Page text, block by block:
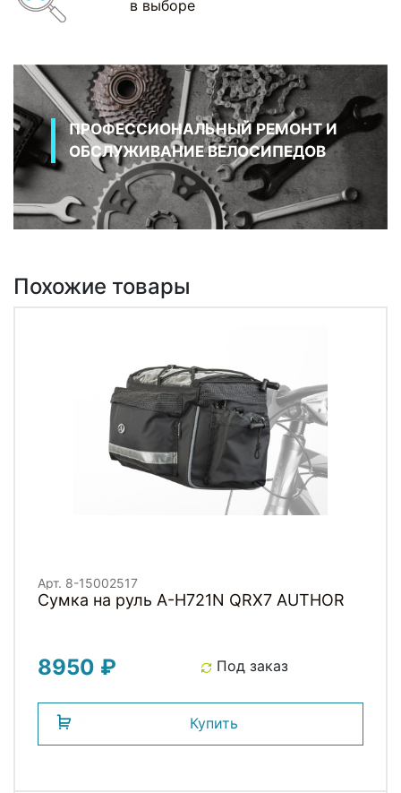
в выборе
ПРОФЕССИОНАЛЬНЫЙ РЕМОНТ И
ОБСЛУЖИВАНИЕ ВЕЛОСИПЕДОВ
Похожие товары
Арт. 8-15002517
Сумка на руль A-H721N QRX7 AUTHOR
8950 ₽ Под заказ
Купить